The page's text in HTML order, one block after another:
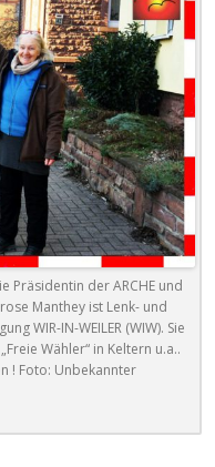
Präsidentin der ARCHE und
Manthey ist Lenk- und
WIR-IN-WEILER (WIW). Sie
Wähler“ in Keltern u.a..
! Foto: Unbekannter